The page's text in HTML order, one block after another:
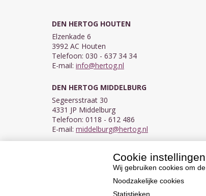
DEN HERTOG HOUTEN
Elzenkade 6
3992 AC Houten
Telefoon: 030 - 637 34 34
E-mail: info@hertog.nl
DEN HERTOG MIDDELBURG
Segeersstraat 30
4331 JP Middelburg
Telefoon: 0118 - 612 486
E-mail: middelburg@hertog.nl
BTW NL007450242B03
Cookie instellingen
Wij gebruiken cookies om
Noodzakelijke cookies
Statistieken